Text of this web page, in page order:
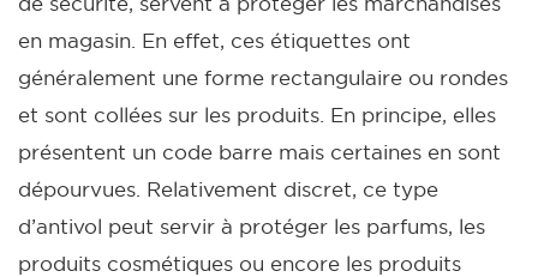
en magasin. En effet, ces étiquettes ont
généralement une forme rectangulaire ou rondes
et sont collées sur les produits. En principe, elles
présentent un code barre mais certaines en sont
dépourvues. Relativement discret, ce type
d’antivol peut servir à protéger les parfums, les
produits cosmétiques ou encore les produits